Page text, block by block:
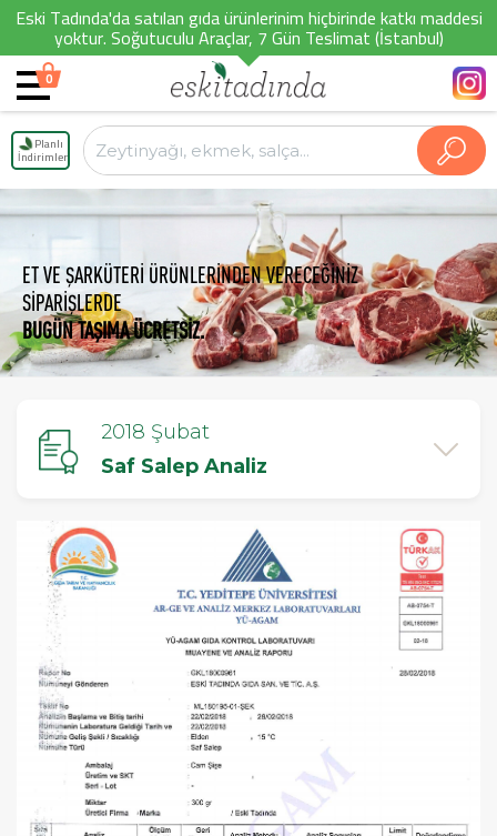
Eski Tadında'da satılan gıda ürünlerinim hiçbirinde katkı maddesi
yoktur. Soğutuculu Araçlar, 7 Gün Teslimat (İstanbul)
0
Planlı
İndirimler
ET VE ŞARKÜTERİ ÜRÜNLERİNDEN VERECEĞİNİZ
SİPARİŞLERDE
BUGÜN TAŞIMA ÜCRETSİZ.
2018 Şubat
Saf Salep Analiz